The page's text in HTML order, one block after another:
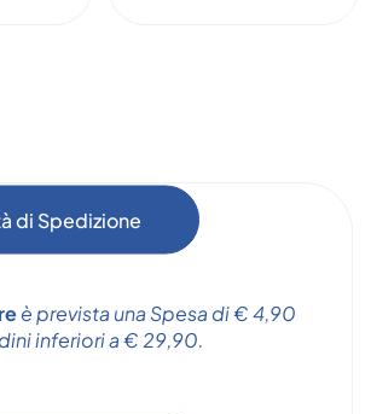
di Spedizione
è prevista una Spesa di € 4,90
inferiori a € 29,90.